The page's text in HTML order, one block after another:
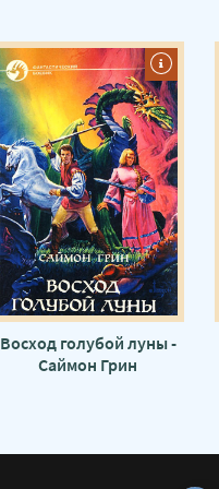
Восход голубой луны -
Саймон Грин